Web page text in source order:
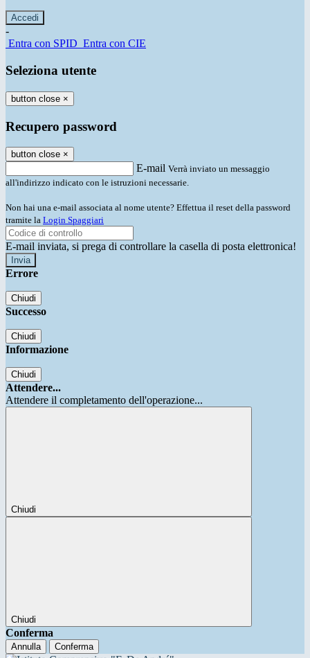
-
Entra con SPID Entra con CIE
Seleziona utente
button close ×
Recupero password
button close ×
E-mail Verrà inviato un messaggio
all'indirizzo indicato con le istruzioni necessarie.
Non hai una e-mail associata al nome utente? Effettua il reset della password
tramite la Login Spaggiari
E-mail inviata, si prega di controllare la casella di posta elettronica!
Errore
Chiudi
Successo
Chiudi
Informazione
Chiudi
Attendere...
Attendere il completamento dell'operazione...
Chiudi
Chiudi
Conferma
Annulla Conferma